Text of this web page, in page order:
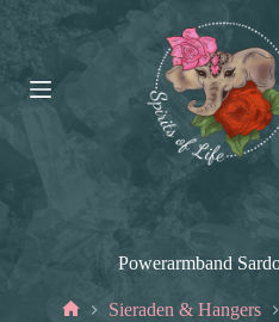
Powerarmband
Sieraden & Hangers